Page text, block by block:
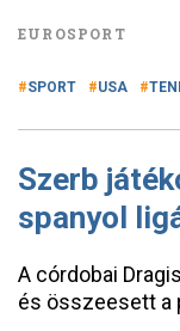
EUROSPORT
SPORT USA
Szerb
spanyol
A córdobai
és összeesett a